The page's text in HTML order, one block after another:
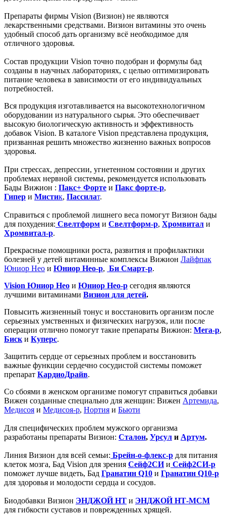
Препараты фирмы Vision (Визион) не являются
лекарственными средствами. Визион витамины это очень
удобный способ дать организму всё необходимое для
отличного здоровья.
Состав продукции Vision точно подобран и формулы бад
созданы в научных лабораториях, с целью оптимизировать
питание человека в зависимости от его индивидуальных
потребностей.
Вся продукция изготавливается на высокотехнологичном
оборудовании из натурального сырья. Это обеспечивает
высокую биологическую активность и эффективность
добавок Vision. В каталоге Vision представлена продукция,
призванная решить множество жизненно важных вопросов
здоровья.
При стрессах, депрессии, угнетенном состоянии и других
проблемах нервной системы, рекомендуется использовать
Бады Вижион : Пакс+ Форте и Пакс форте-р,
Гипер и Мистик, Пассилат.
Справиться с проблемой лишнего веса помогут Визион бады
для похудения: Свелтформ и Свелтформ-р, Хромвитал и
Хромвитал-р.
Прекрасные помощники роста, развития и профилактики
болезней у детей витаминные комплексы Вижион Лайфпак
Юниор Нео и Юниор Нео-р, Би Смарт-р.
Vision Юниор Нео и Юниор Нео-р сегодня являются
лучшими витаминами Визион для детей.
Повысить жизненный тонус и восстановить организм после
серьезных умственных и физических нагрузок, или после
операции отлично помогут такие препараты Вижион: Мега-р,
Биск и Куперс.
Защитить сердце от серьезных проблем и восстановить
важные функции сердечно сосудистой системы поможет
препарат КардиоДрайв.
Со сбоями в женском организме помогут справиться добавки
Вижен созданные специально для женщин: Вижен Артемида,
Медисоя и Медисоя-р, Нортия и Бьюти
Для специфических проблем мужского организма
разработаны препараты Визион: Сталон, Урсул и Артум.
Линия Визион для всей семьи: Брейн-о-флекс-р для питания
клеток мозга, Бад Vision для зрения Сейф2СИ и Сейф2СИ-р
поможет лучше видеть, Бад Гранатин Q10 и Гранатин Q10-р
для здоровья и молодости сердца и сосудов.
Биодобавки Визион ЭНДЖОЙ НТ и ЭНДЖОЙ НТ-МСМ
для гибкости суставов и поврежденных хрящей.